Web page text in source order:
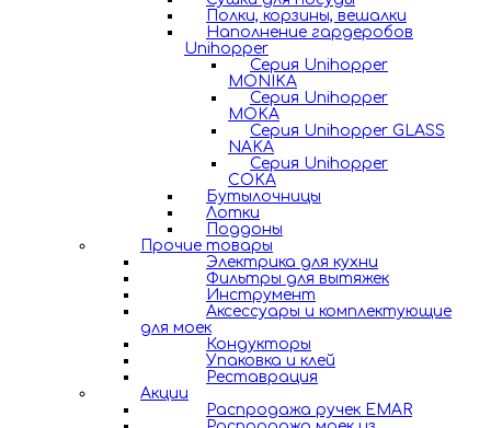
Полки, корзины, вешалки
Наполнение гардеробов
Unihopper
Серия Unihopper
MONIKA
Серия Unihopper
MOKA
Серия Unihopper GLASS
NAKA
Серия Unihopper
COKA
Бутылочницы
Лотки
Поддоны
Прочие товары
Электрика для кухни
Фильтры для вытяжек
Инструмент
Аксессуары и комплектующие
для моек
Кондукторы
Упаковка и клей
Реставрация
Акции
Распродажа ручек EMAR